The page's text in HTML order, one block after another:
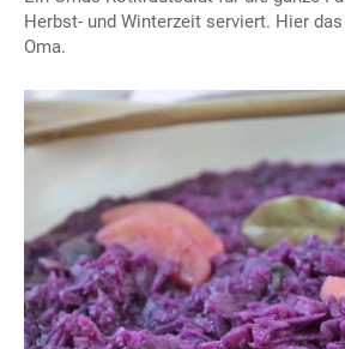
Herbst- und Winterzeit serviert. Hier
Oma.